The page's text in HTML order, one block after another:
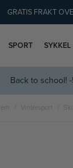
GRATIS FRAKT
SPORT SYKKEL
Back to school!
Vintersport